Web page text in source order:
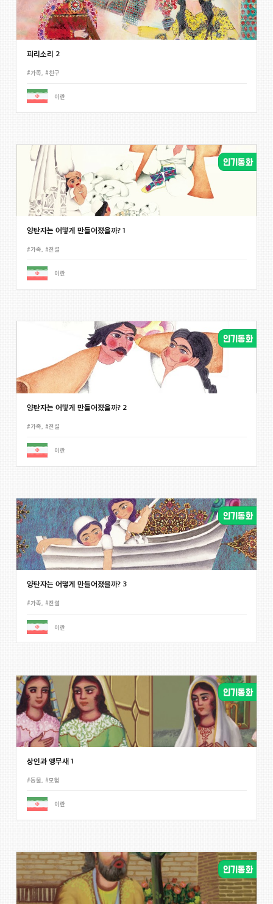
피리소리 2
#가족 #친구
이란
양탄자는 어떻게 만들어졌을까? 1
#가족 #전설
이란
양탄자는 어떻게 만들어졌을까? 2
#가족 #전설
이란
양탄자는 어떻게 만들어졌을까? 3
#가족 #전설
이란
상인과 앵무새 1
#동물 #모험
이란